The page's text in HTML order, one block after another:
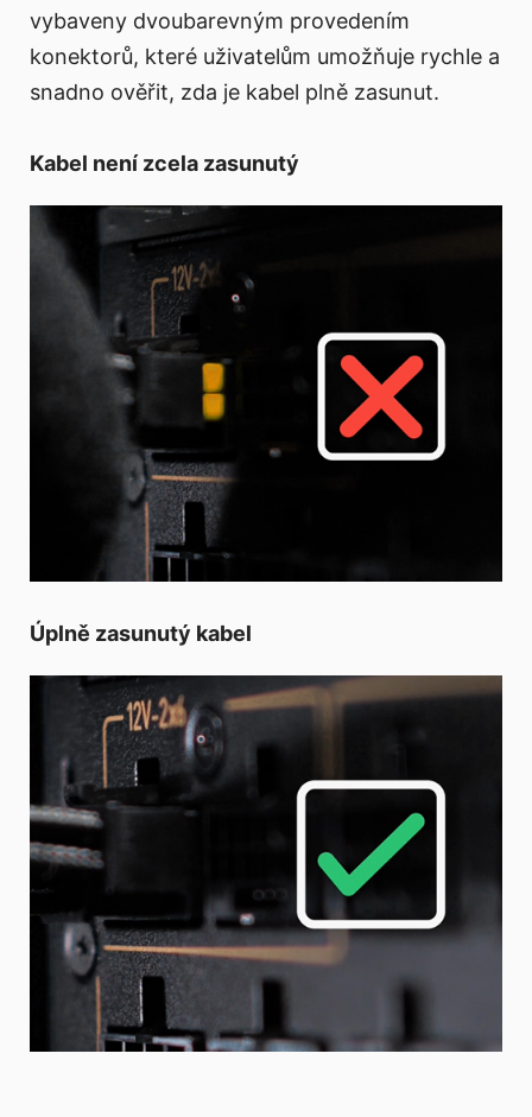
vybaveny dvoubarevným provedením
konektorů, které uživatelům umožňuje rychle a
snadno ověřit, zda je kabel plně zasunut.
Kabel není zcela zasunutý
Úplně zasunutý kabel